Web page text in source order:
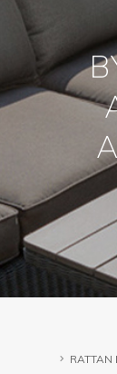
RATTAN